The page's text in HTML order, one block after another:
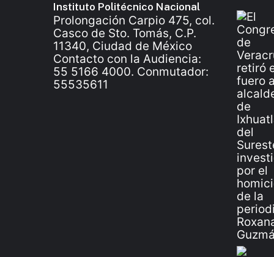
Instituto Politécnico Nacional
Prolongación Carpio 475, col.
Casco de Sto. Tomás, C.P.
11340, Ciudad de México
Contacto con la Audiencia:
55 5166 4000. Conmutador:
55535611